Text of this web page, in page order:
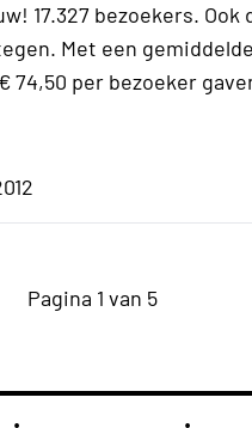
17.327 bezoekers. Ook
Met een gemiddelde
74,50 per bezoeker
Pagina 1 van 5